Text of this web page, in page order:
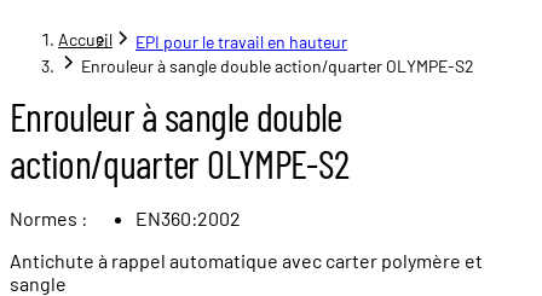
Accueil
EPI pour le travail en hauteur
Enrouleur à sangle double action/quarter OLYMPE-S2
Enrouleur à sangle double
action/quarter OLYMPE-S2
Normes :
EN360:2002
Antichute à rappel automatique avec carter polymère et
sangle